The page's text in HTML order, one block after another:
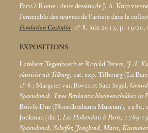
Paris à Rome : deux dessins de J. A. Knip
l’ensemble des œuvres de l’artiste dans la
Fondation Custodia, n° 8, juin 2015, p. 19-20,
EXPOSITIONS
Lambert Tegenbosch et Ronald Peters, J.A.
classicist uit Tilburg, cat. exp. Tilbourg (La
n° 6 ; Margriet van Boven et Sam Segal,
Spaendonck. Twee Brabantse bloemenschilders in
Bois-le-Duc (Noordbrabants Museum), 1980,
Jonkman (dir.), Les Hollandais à Paris, 1789-
Spaendonck, Scheffer, Jongkind, Maris,